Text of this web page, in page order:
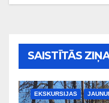
SAISTĪTĀS
EKSKURSIJAS